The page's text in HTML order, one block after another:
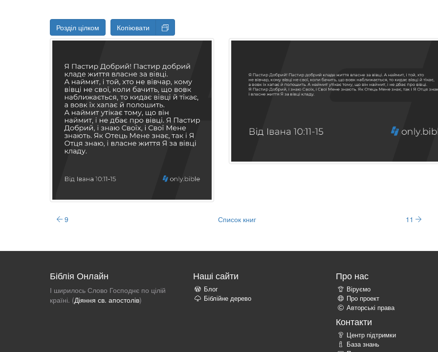
Розділ цілком Копіювати
9 Список книг 11
Біблія Онлайн
І ширилось Слово Господнє по цілій
країні. (Діяння св. апостолів)
Наші сайти
Блог
Біблійне дерево
Про нас
Віруємо
Про проект
Авторські права
Контакти
Центр підтримки
База знань